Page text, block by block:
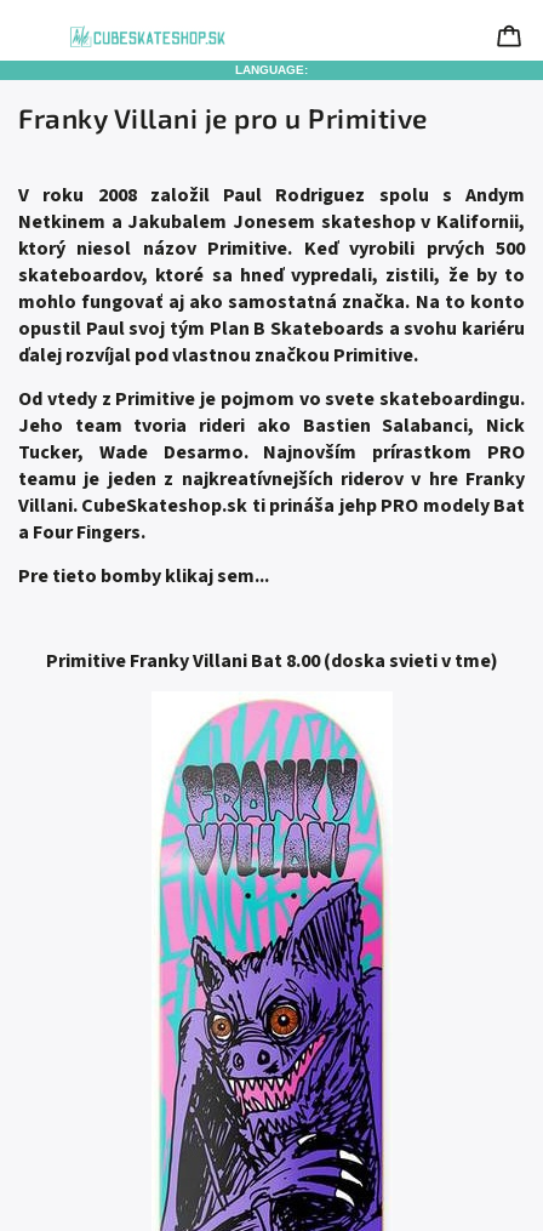
LANGUAGE:
Franky Villani je pro u Primitive
V roku 2008 založil Paul Rodriguez spolu s Andym
Netkinem a Jakubalem Jonesem skateshop v Kalifornii,
ktorý niesol názov Primitive. Keď vyrobili prvých 500
skateboardov, ktoré sa hneď vypredali, zistili, že by to
mohlo fungovať aj ako samostatná značka. Na to konto
opustil Paul svoj tým Plan B Skateboards a svohu kariéru
ďalej rozvíjal pod vlastnou značkou Primitive.
Od vtedy z Primitive je pojmom vo svete skateboardingu.
Jeho team tvoria rideri ako Bastien Salabanci, Nick
Tucker, Wade Desarmo. Najnovším prírastkom PRO
teamu je jeden z najkreatívnejších riderov v hre Franky
Villani. CubeSkateshop.sk ti prináša jehp PRO modely Bat
a Four Fingers.
Pre tieto bomby klikaj sem...
Primitive Franky Villani Bat 8.00 (doska svieti v tme)